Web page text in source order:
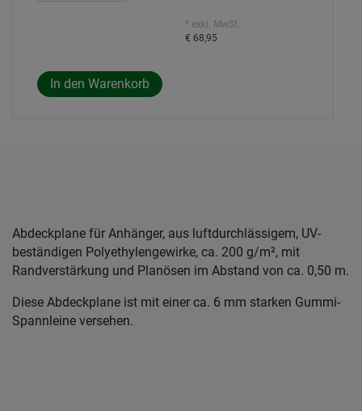
* exkl. MwSt.:
€ 68,95
Abdeckplane für Anhänger, aus luftdurchlässigem, UV-
beständigen Polyethylengewirke, ca. 200 g/m², mit
Randverstärkung und Planösen im Abstand von ca. 0,50 m.
Diese Abdeckplane ist mit einer ca. 6 mm starken Gummi-
Spannleine versehen.